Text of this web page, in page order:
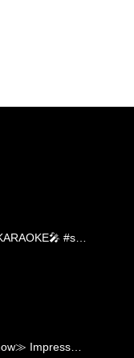
#s…
Impress…